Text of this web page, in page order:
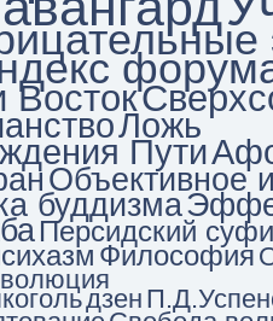
Восток
Ложь
Пути
Объективное
буддизма
Персидский
Философия
дзен